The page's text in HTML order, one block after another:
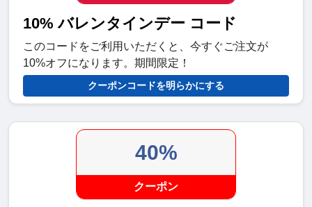
10% バレンタインデー コード
このコードをご利用いただくと、今すぐご注文が
10%オフになります。期間限定！
クーポンコードを明らかにする
40%
クーポン